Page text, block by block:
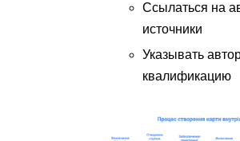
Ссылаться на
источники
Указывать
квалификацию